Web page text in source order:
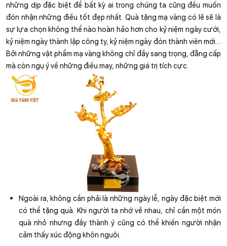
những dịp đặc biệt để bất kỳ ai trong chúng ta cũng đều muốn
đón nhận những điều tốt đẹp nhất. Quà tặng mạ vàng có lẽ sẽ là
sự lựa chọn không thể nào hoàn hảo hơn cho kỷ niệm ngày cưới,
kỷ niệm ngày thành lập công ty, kỷ niệm ngày đón thành viên mới…
Bởi những vật phẩm mạ vàng không chỉ đầy sang trọng, đẳng cấp
mà còn ngụ ý về những điều may, những giá trị tích cực.
Ngoài ra, không cần phải là những ngày lễ, ngày đặc biệt mới
có thể tặng quà. Khi người ta nhớ về nhau, chỉ cần một món
quà nhỏ nhưng đầy thành ý cũng có thể khiến người nhận
cảm thấy xúc động khôn nguôi.